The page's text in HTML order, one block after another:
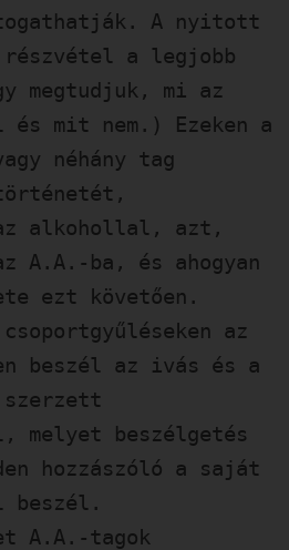
A nyitott
részvétel a legjobb
megtudjuk, mi az
mit nem.) Ezeken a
néhány tag
alkohollal, azt,
A.A.-ba, és ahogyan
ezt követően.
az
beszél az ivás és a
szerzett
melyet beszélgetés
hozzászóló a saját
beszél.
A.A.-tagok